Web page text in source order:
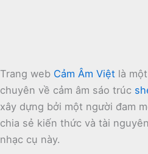
Trang web Cảm Âm Việt là
chuyên về cảm âm sáo trúc
xây dựng bởi một người đam
chia sẻ kiến thức và tài
nhạc cụ này.